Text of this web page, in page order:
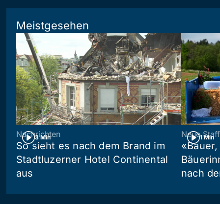
Meistgesehen
3 Min
Nachrichten
So sieht es nach dem Brand im
Stadtluzerner Hotel Continental
aus
1 Min
Neue
nach